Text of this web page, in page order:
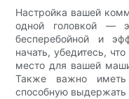
Настройка вашей
одной головкой —
бесперебойной и
начать, убедитесь,
место для вашей
Также важно иметь
способную